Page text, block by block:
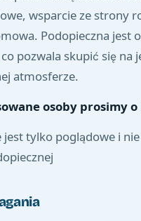
wsparcie ze strony
Podopieczna jest
pozwala skupić się na
atmosferze.
osoby prosimy
tylko poglądowe i